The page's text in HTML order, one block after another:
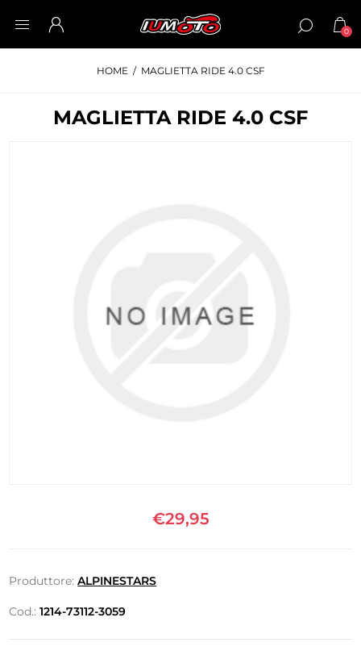
0
HOME / MAGLIETTA RIDE 4.0 CSF
MAGLIETTA RIDE 4.0 CSF
€29,95
Produttore: ALPINESTARS
Cod.: 1214-73112-3059